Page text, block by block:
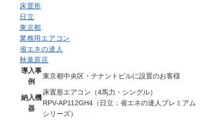
床置形
日立
東京都
業務用エアコン
省エネの達人
秋葉原店
導入事
例
東京都中央区・テナントビルに設置のお客様
納入機
器
床置形エアコン（4馬力・シングル）
RPV-AP112GH4（日立：省エネの達人プレミアム
シリーズ）